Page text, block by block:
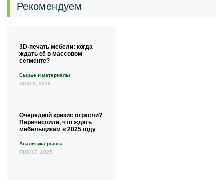
Рекомендуем
3D-печать мебели: когда
ждать её в массовом
сегменте?
Сырье и материалы
ИЮЛ 8, 2026
Очередной кризис отрасли?
Перечислили, что ждать
мебельщикам в 2025 году
Аналитика рынка
ЯНВ 17, 2025